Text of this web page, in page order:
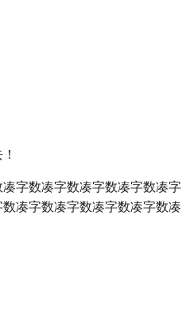
字数凑字数凑字数凑字数凑字
凑字数凑字数凑字数凑字数凑